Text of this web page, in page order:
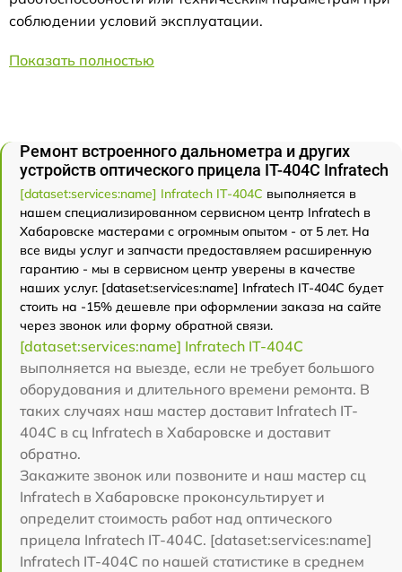
соблюдении условий эксплуатации.
Показать полностью
Ремонт встроенного дальнометра и других
устройств оптического прицела IT-404C Infratech
[dataset:services:name] Infratech IT-404C выполняется в
нашем специализированном сервисном центр Infratech в
Хабаровске мастерами с огромным опытом - от 5 лет. На
все виды услуг и запчасти предоставляем расширенную
гарантию - мы в сервисном центр уверены в качестве
наших услуг. [dataset:services:name] Infratech IT-404C будет
стоить на -15% дешевле при оформлении заказа на сайте
через звонок или форму обратной связи.
[dataset:services:name] Infratech IT-404C
выполняется на выезде, если не требует большого
оборудования и длительного времени ремонта. В
таких случаях наш мастер доставит Infratech IT-
404C в сц Infratech в Хабаровске и доставит
обратно.
Закажите звонок или позвоните и наш мастер сц
Infratech в Хабаровске проконсультирует и
определит стоимость работ над оптического
прицела Infratech IT-404C. [dataset:services:name]
Infratech IT-404C по нашей статистике в среднем